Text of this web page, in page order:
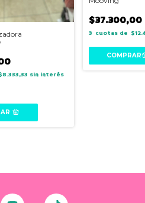
sin interés
$37.300,00
3